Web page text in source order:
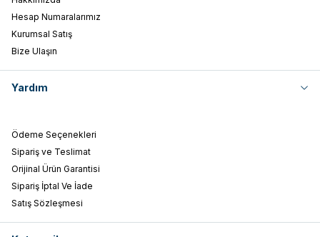
Hesap Numaralarımız
Kurumsal Satış
Bize Ulaşın
Yardım
Ödeme Seçenekleri
Sipariş ve Teslimat
Orijinal Ürün Garantisi
Sipariş İptal Ve İade
Satış Sözleşmesi